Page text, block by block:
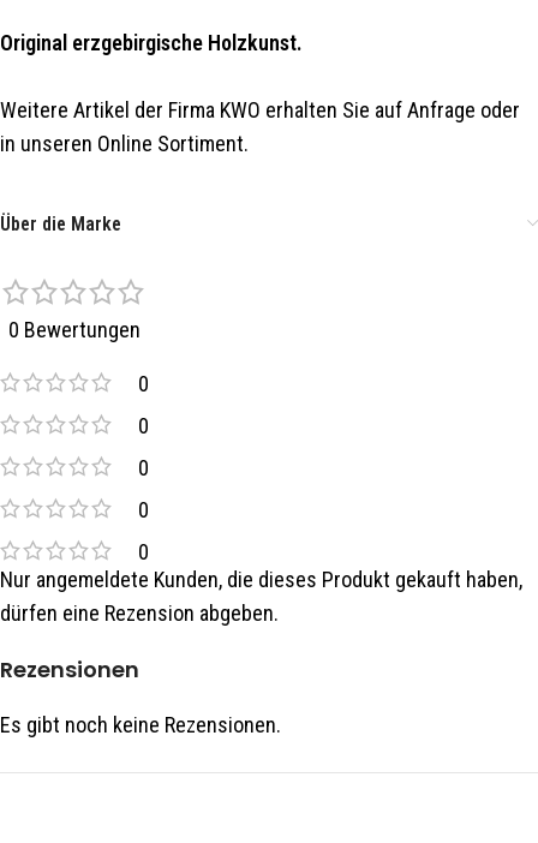
Original erzgebirgische Holzkunst.
Weitere Artikel der Firma KWO erhalten Sie auf Anfrage oder
in unseren Online Sortiment.
Über die Marke
0 Bewertungen
0
0
0
0
0
Rezensionen
Es gibt noch keine Rezensionen.
Nur angemeldete Kunden, die dieses Produkt gekauft haben,
dürfen eine Rezension abgeben.